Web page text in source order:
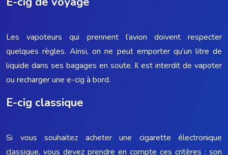
Les vapoteurs qui prennent l’avion doivent respecter
quelques règles. Ainsi, on ne peut emporter qu’un litre de
liquide dans ses bagages en soute. Il est interdit de vapoter
ou recharger une e-cig à bord.
E-cig classique
Si vous souhaitez acheter une cigarette électronique
classique, vous devez prendre en compte ces critères : son